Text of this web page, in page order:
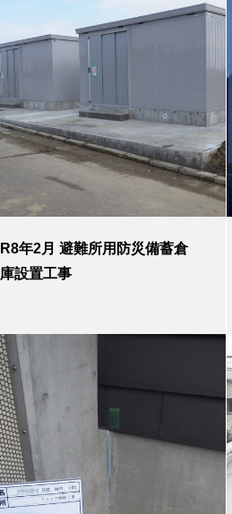
R8年2月 避難所用防災備蓄倉
庫設置工事